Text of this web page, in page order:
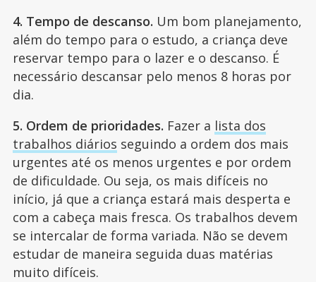
4. Tempo de descanso. Um bom planejamento,
além do tempo para o estudo, a criança deve
reservar tempo para o lazer e o descanso. É
necessário descansar pelo menos 8 horas por
dia.
5. Ordem de prioridades. Fazer a lista dos
trabalhos diários seguindo a ordem dos mais
urgentes até os menos urgentes e por ordem
de dificuldade. Ou seja, os mais difíceis no
início, já que a criança estará mais desperta e
com a cabeça mais fresca. Os trabalhos devem
se intercalar de forma variada. Não se devem
estudar de maneira seguida duas matérias
muito difíceis.